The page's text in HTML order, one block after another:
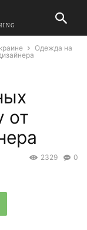
Одежда на
от
0
2329